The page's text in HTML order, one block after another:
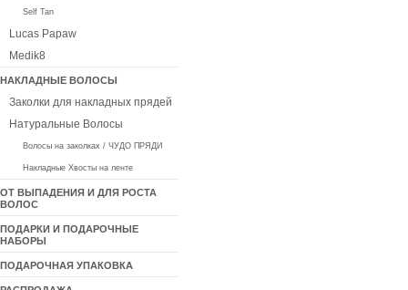
Self Tan
Lucas Papaw
Medik8
НАКЛАДНЫЕ ВОЛОСЫ
Заколки для накладных прядей
Натуральные Волосы
Волосы на заколках / ЧУДО ПРЯДИ
Накладные Хвосты на ленте
ОТ ВЫПАДЕНИЯ И ДЛЯ РОСТА
ВОЛОС
ПОДАРКИ И ПОДАРОЧНЫЕ
НАБОРЫ
ПОДАРОЧНАЯ УПАКОВКА